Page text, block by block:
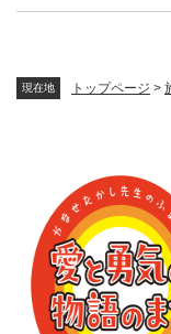
現在地 トップページ >